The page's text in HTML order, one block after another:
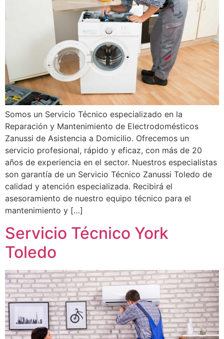
Somos un Servicio Técnico especializado en la
Reparación y Mantenimiento de Electrodomésticos
Zanussi de Asistencia a Domicilio. Ofrecemos un
servicio profesional, rápido y eficaz, con más de 20
años de experiencia en el sector. Nuestros especialistas
son garantía de un Servicio Técnico Zanussi Toledo de
calidad y atención especializada. Recibirá el
asesoramiento de nuestro equipo técnico para el
mantenimiento y […]
Servicio Técnico York
Toledo